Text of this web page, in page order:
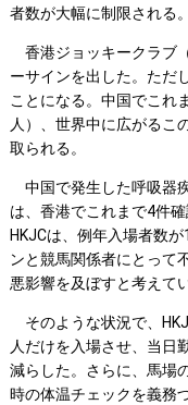
者数が大幅に制限される。
香港ジョッキークラブ
ーサインを出した。ただ
ことになる。中国でこれ
人）、世界中に広がるこ
取られる。
中国で発生した呼吸器
は、香港でこれまで4件
HKJCは、例年入場者数
ンと競馬関係者にとって
悪影響を及ぼすと考えてい
そのような状況で、
人だけを入場させ、当日
減らした。さらに、馬場
時の体温チェックを義務